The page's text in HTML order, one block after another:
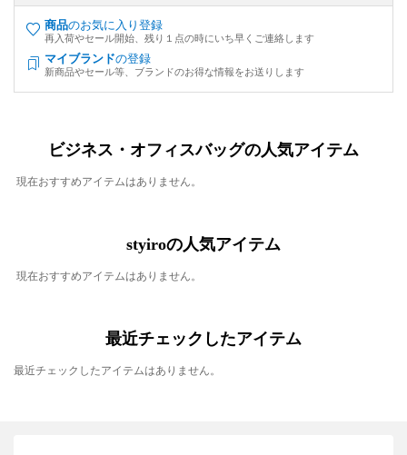
商品のお気に入り登録
再入荷やセール開始、残り１点の時にいち早くご連絡します
マイブランドの登録
新商品やセール等、ブランドのお得な情報をお送りします
ビジネス・オフィスバッグの人気アイテム
現在おすすめアイテムはありません。
styiroの人気アイテム
現在おすすめアイテムはありません。
最近チェックしたアイテム
最近チェックしたアイテムはありません。